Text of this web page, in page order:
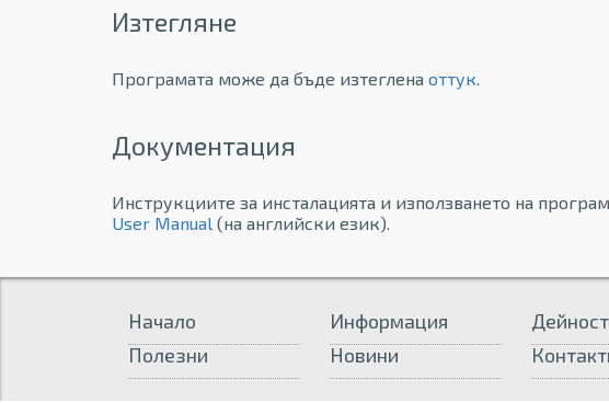
Изтегляне
Програмата може да бъде изтеглена оттук.
Документация
Инструкциите за инсталацията и използването на
User Manual (на английски език).
Начало Информация Дейност
Полезни
Новини